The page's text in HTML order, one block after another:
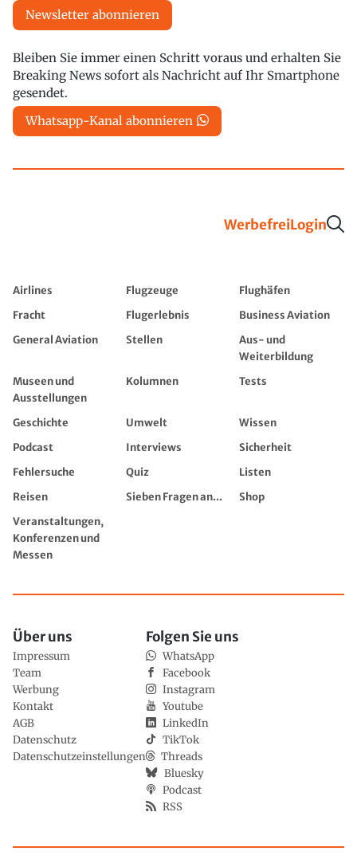
Newsletter abonnieren
Bleiben Sie immer einen Schritt voraus und erhalten Sie
Breaking News sofort als Nachricht auf Ihr Smartphone
gesendet.
Whatsapp-Kanal abonnieren
WerbefreiLogin
Airlines Flugzeuge
Flughäfen
Fracht
Flugerlebnis
Business Aviation
General Aviation
Stellen
Aus- und
Weiterbildung
Museen und
Ausstellungen
Kolumnen Tests
Geschichte Umwelt
Wissen
Podcast
Interviews
Sicherheit
Fehlersuche
Quiz
Listen
Reisen
Sieben Fragen an...
Shop
Veranstaltungen,
Konferenzen und
Messen
Über uns
Impressum
Team
Werbung
Kontakt
AGB
Datenschutz
Datenschutzeinstellungen
Folgen Sie uns
WhatsApp
Facebook
Instagram
Youtube
LinkedIn
TikTok
Threads
Bluesky
Podcast
RSS